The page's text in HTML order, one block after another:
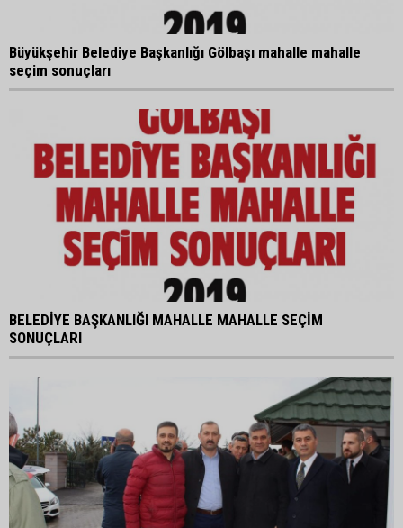
Büyükşehir Belediye Başkanlığı Gölbaşı mahalle mahalle
seçim sonuçları
BELEDİYE BAŞKANLIĞI MAHALLE MAHALLE SEÇİM
SONUÇLARI